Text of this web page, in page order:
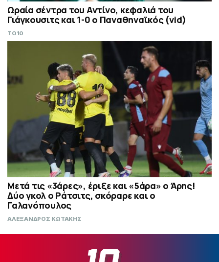
Ωραία σέντρα του Αντίνο, κεφαλιά του
Γιάγκουσιτς και 1-0 ο Παναθηναϊκός (vid)
TO10
Μετά τις «3άρες», έριξε και «5άρα» ο Άρης!
Δύο γκολ ο Ράτσιτς, σκόραρε και ο
Γαλανόπουλος
ΑΛΕΞΑΝΔΡΟΣ ΚΩΤΑΚΗΣ